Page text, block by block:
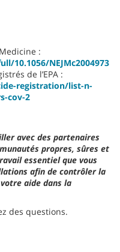
:
10.1056/NEJMc2004973
de l’EPA :
registration/list-n-
cov-2
avec des partenaires
propres, sûres et
essentiel que vous
afin de contrôler la
aide dans la
des questions.